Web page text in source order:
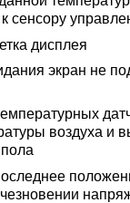
к сенсору
дисплея
экран не
воздуха и